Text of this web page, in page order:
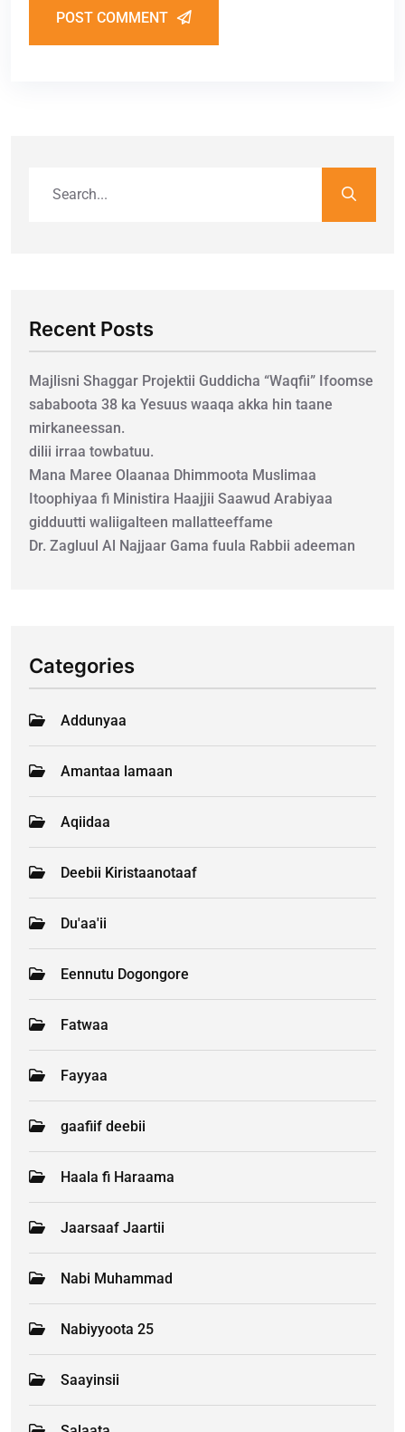
POST COMMENT
Recent Posts
Majlisni Shaggar Projektii Guddicha “Waqfii” Ifoomse
sababoota 38 ka Yesuus waaqa akka hin taane
mirkaneessan.
dilii irraa towbatuu.
Mana Maree Olaanaa Dhimmoota Muslimaa
Itoophiyaa fi Ministira Haajjii Saawud Arabiyaa
gidduutti waliigalteen mallatteeffame
Dr. Zagluul Al Najjaar Gama fuula Rabbii adeeman
Categories
Addunyaa
Amantaa lamaan
Aqiidaa
Deebii Kiristaanotaaf
Du'aa'ii
Eennutu Dogongore
Fatwaa
Fayyaa
gaafiif deebii
Haala fi Haraama
Jaarsaaf Jaartii
Nabi Muhammad
Nabiyyoota 25
Saayinsii